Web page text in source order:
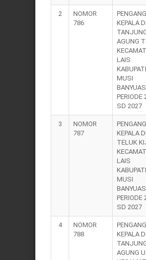
2
NOMOR
786
KEPALA
AGUNG
LAIS
MUSI
PERIODE
SD 2027
3
NOMOR
787
KEPALA
TELUK
LAIS
MUSI
PERIODE
SD 2027
4
NOMOR
788
KEPALA
AGUNG